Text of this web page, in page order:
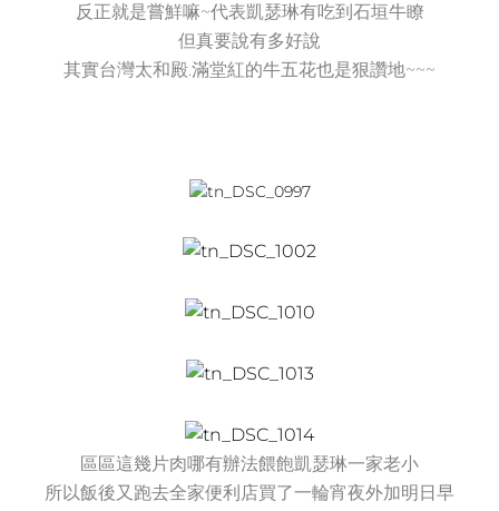
反正就是嘗鮮嘛~代表凱瑟琳有吃到石垣牛瞭
但真要說有多好說
其實台灣太和殿.滿堂紅的牛五花也是狠讚地~~~
區區這幾片肉哪有辦法餵飽凱瑟琳一家老小
所以飯後又跑去全家便利店買了一輪宵夜外加明日早